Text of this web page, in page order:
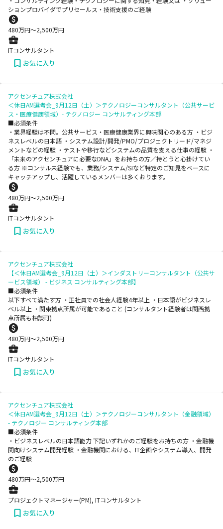
ションプロバイダでプリセールス・技術支援のご経験
480万円〜2,500万円
ITコンサルタント
お気に入り
アクセンチュア株式会社
＜休日AM選考会_9月12日（土）＞テクノロジーコンサルタント（公共サービ
ス・医療健康領域）- テクノロジー コンサルティング本部
■必須条件
・業界経験は不問。公共サービス・医療健康業界に興味関心のある方 ・ビジ
ネスレベルの日本語 ・システム設計/開発/PMO/プロジェクトリード/マネジ
メントなどの経験 ・テストや移行などシステムの品質を支える仕事の経験 ・
「未来のアクセンチュアに必要なDNA」をお持ちの方／持とうと心掛けてい
る方 ※コンサル未経験でも、業務/システム/SIなど特定のご知見をベースに
キャッチアップし、活躍しているメンバーは多くおります。
480万円〜2,500万円
ITコンサルタント
お気に入り
アクセンチュア株式会社
【＜休日AM選考会_9月12日（土）＞インダストリーコンサルタント（公共サ
ービス領域） - ビジネス コンサルティング本部】
■必須条件
以下すべて満たす方 ・正社員での社会人経験4年以上 ・日本語がビジネスレ
ベル以上 ・関東拠点所属が可能であること (コンサルタント経験者は関西拠
点所属も相談可)
480万円〜2,500万円
ITコンサルタント
お気に入り
アクセンチュア株式会社
＜休日AM選考会_9月12日（土）＞テクノロジーコンサルタント（金融領域）
- テクノロジー コンサルティング本部
■必須条件
・ビジネスレベルの日本語能力 下記いずれかのご経験をお持ちの方 ・金融機
関向けシステム開発経験 ・金融機関における、IT企画やシステム導入、開発
のご経験
480万円〜2,500万円
プロジェクトマネージャー(PM), ITコンサルタント
お気に入り